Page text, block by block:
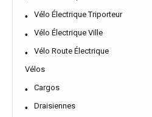
Vélo Électrique Triporteur
Vélo Électrique Ville
Vélo Route Électrique
Vélos
Cargos
Draisiennes